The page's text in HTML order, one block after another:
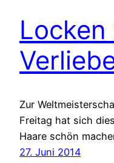
Locken
Zur
Freitag hat sich
Haare schön
27. Juni 2014